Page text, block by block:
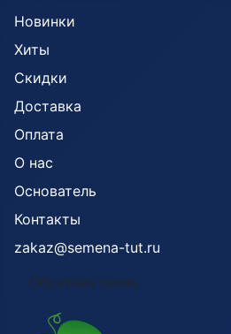
Новинки
Хиты
Скидки
Доставка
Оплата
О нас
Основатель
Контакты
zakaz@semena-tut.ru
Обратная связь